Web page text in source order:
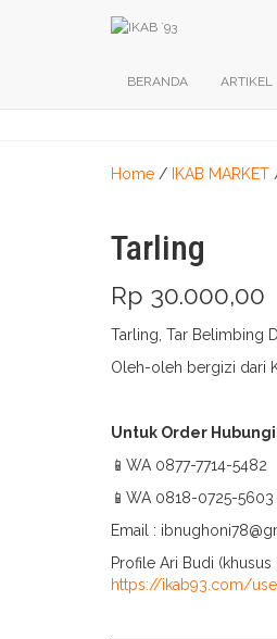
BERANDA ARTIKEL
Home / IKAB MARKET
Tarling
Rp 30.000,00
Tarling, Tar Belimbing
Oleh-oleh bergizi dari
Untuk Order Hubungi
📱WA 0877-7714-5482
📱WA 0818-0725-5603
Email :
Profile Ari Budi
https://ikab93.com/